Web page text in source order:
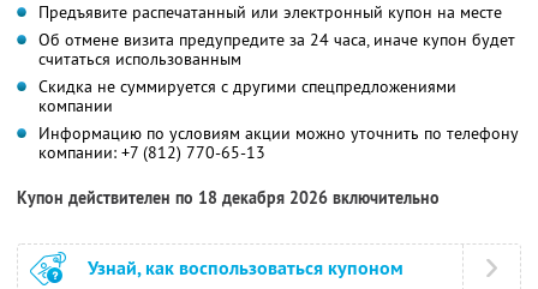
Предъявите распечатанный или электронный купон на месте
Об отмене визита предупредите за 24 часа, иначе купон будет
считаться использованным
Скидка не суммируется с другими спецпредложениями
компании
Информацию по условиям акции можно уточнить по телефону
компании: +7 (812) 770-65-13
Купон действителен по 18 декабря 2026 включительно
Узнай, как воспользоваться купоном